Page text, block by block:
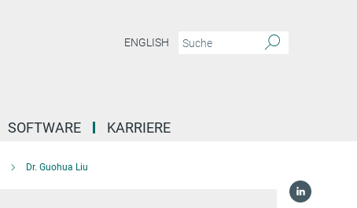
ENGLISH
SOFTWARE KARRIERE
Dr. Guohua Liu